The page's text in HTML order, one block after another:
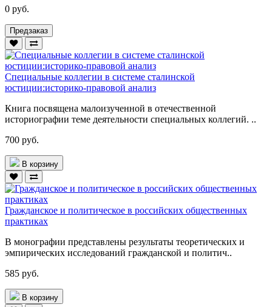
0 руб.
Предзаказ
Специальные коллегии в системе сталинской
юстиции:историко-правовой анализ
Книга посвящена малоизученной в отечественной
историографии теме деятельности специальных коллегий. ..
700 руб.
В корзину
Гражданское и политическое в российских общественных
практиках
В монографии представлены результаты теоретических и
эмпирических исследований гражданской и политич..
585 руб.
В корзину